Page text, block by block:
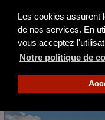
Les cookies assurent
de nos services. En
vous acceptez
Notre politique de
MG TD
1952 19967 mi
24 750 €